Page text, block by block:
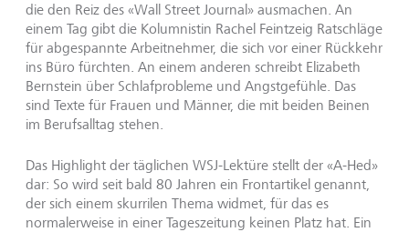
die den Reiz des «Wall Street Journal» ausmachen. An
einem Tag gibt die Kolumnistin Rachel Feintzeig Ratschläge
für abgespannte Arbeitnehmer, die sich vor einer Rückkehr
ins Büro fürchten. An einem anderen schreibt Elizabeth
Bernstein über Schlafprobleme und Angstgefühle. Das
sind Texte für Frauen und Männer, die mit beiden Beinen
im Berufsalltag stehen.
Das Highlight der täglichen WSJ-Lektüre stellt der «A-Hed»
dar: So wird seit bald 80 Jahren ein Frontartikel genannt,
der sich einem skurrilen Thema widmet, für das es
normalerweise in einer Tageszeitung keinen Platz hat. Ein